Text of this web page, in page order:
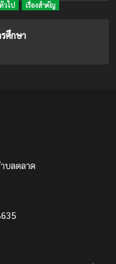
วไป เรื่องสำคัญ
ศึกษา
บลตลาด